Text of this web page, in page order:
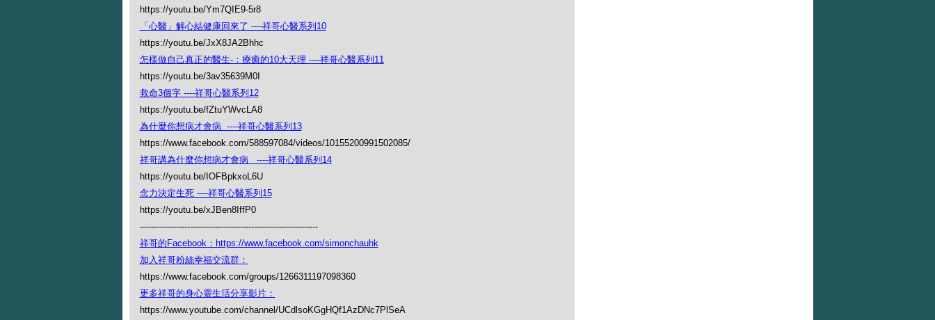
https://youtu.be/Ym7QIE9-5r8
「心醫」解心結健康回來了 ----祥哥心醫系列10
https://youtu.be/JxX8JA2Bhhc
怎樣做自己真正的醫生-：療癒的10大天理 ----祥哥心醫系列11
https://youtu.be/3av35639M0I
救命3個字 ----祥哥心醫系列12
https://youtu.be/fZtuYWvcLA8
為什麼你想病才會病 ----祥哥心醫系列13
https://www.facebook.com/588597084/videos/10155200991502085/
祥哥講為什麼你想病才會病 ----祥哥心醫系列14
https://youtu.be/IOFBpkxoL6U
念力決定生死 ----祥哥心醫系列15
https://youtu.be/xJBen8IffP0
----------------------------------------------------------------
祥哥的Facebook：https://www.facebook.com/simonchauhk
加入祥哥粉絲幸福交流群：
https://www.facebook.com/groups/1266311197098360
更多祥哥的身心靈生活分享影片：
https://www.youtube.com/channel/UCdlsoKGgHQf1AzDNc7PlSeA